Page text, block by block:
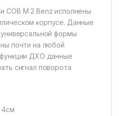
COB M 2 Benz исполнены
корпусе. Данные
формы
почти на любой
ДХО данные
сигнал поворота
4см